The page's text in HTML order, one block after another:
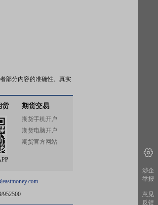
部分内容的准确性、真实
货 期货交易
期货手机开户
期货电脑开户
期货官方网站
952500
涉企
举报
意见
反馈